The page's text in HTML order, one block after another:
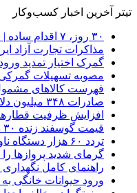
تیتر آخرین اخبار کسب‌وکار
۳۰ روز، ۷ اقدام ساده | نقشه راهی برای رشد یک کسب‌وکار اینترنتی
مذاکرات تجارت آزاد
گمرک اختیار تمدید
مصوبه تسهیلات
فهرست کالاهای
صادرات ۳۴۸ میلیون دلاری زنجان| ‌کاهش ۱۷ درصدی واردات
افزایش ظرفیت
قیمت گوسفند زنده ۳۰ درصد کاهش یافت؛ گوشت ارزان نشد
تردد ۶۰ هزار دستگاه ناوگان ترانزیتی از پایانه‌های مرزی آذربایجان ‌غربی
گرمای شدید پروازها
راهنمای کامل
ورود حیوانات خانگی